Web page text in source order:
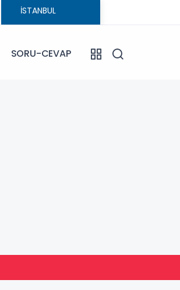
SORU-CEVAP